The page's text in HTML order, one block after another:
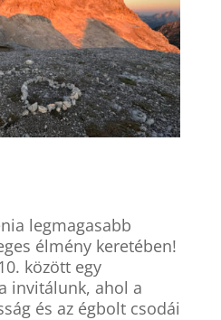
legmagasabb
élmény keretében!
között egy
invitálunk, ahol a
és az égbolt csodái